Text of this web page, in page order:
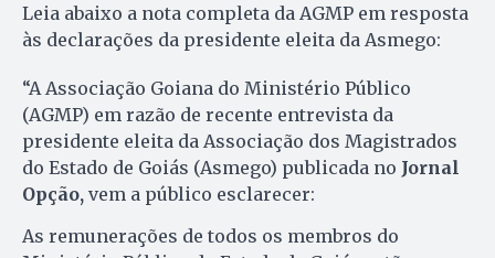
Leia abaixo a nota completa da AGMP em resposta
às declarações da presidente eleita da Asmego:
“A Associação Goiana do Ministério Público
(AGMP) em razão de recente entrevista da
presidente eleita da Associação dos Magistrados
do Estado de Goiás (Asmego) publicada no Jornal
Opção, vem a público esclarecer:
As remunerações de todos os membros do